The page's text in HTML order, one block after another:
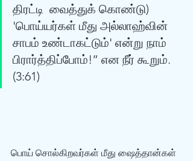
திரட்டி  வைத்துக் கொண்டு)
'பொய்யர்கள் மீது அல்லாஹ்வின்
சாபம் உண்டாகட்டும்' என்று நாம்
பிரார்த்திப்போம்!” என நீர் கூறும்.
(3:61)
பொய் சொல்கிறவர்கள் மீது ஷைத்தான்கள்